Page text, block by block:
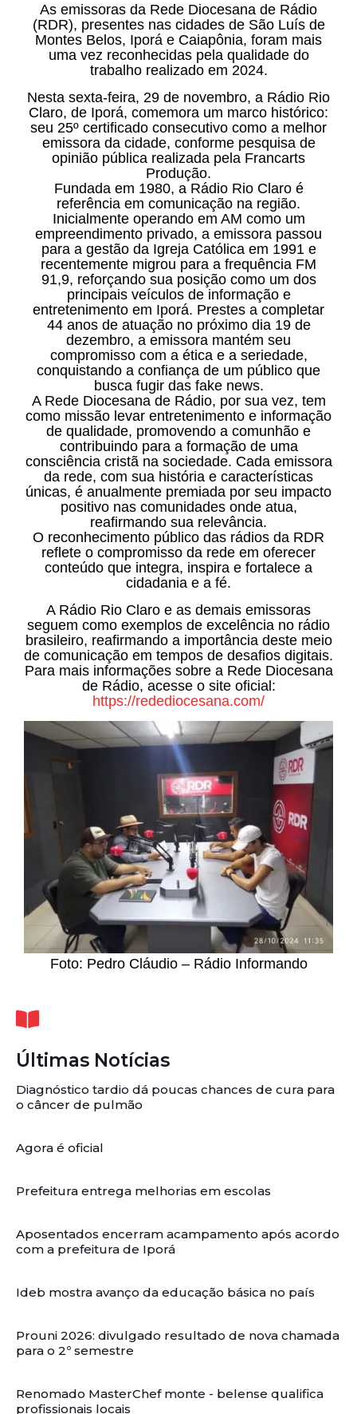
As emissoras da Rede Diocesana de Rádio
(RDR), presentes nas cidades de São Luís de
Montes Belos, Iporá e Caiapônia, foram mais
uma vez reconhecidas pela qualidade do
trabalho realizado em 2024.
Nesta sexta-feira, 29 de novembro, a Rádio Rio
Claro, de Iporá, comemora um marco histórico:
seu 25º certificado consecutivo como a melhor
emissora da cidade, conforme pesquisa de
opinião pública realizada pela Francarts
Produção.
Fundada em 1980, a Rádio Rio Claro é
referência em comunicação na região.
Inicialmente operando em AM como um
empreendimento privado, a emissora passou
para a gestão da Igreja Católica em 1991 e
recentemente migrou para a frequência FM
91,9, reforçando sua posição como um dos
principais veículos de informação e
entretenimento em Iporá. Prestes a completar
44 anos de atuação no próximo dia 19 de
dezembro, a emissora mantém seu
compromisso com a ética e a seriedade,
conquistando a confiança de um público que
busca fugir das fake news.
A Rede Diocesana de Rádio, por sua vez, tem
como missão levar entretenimento e informação
de qualidade, promovendo a comunhão e
contribuindo para a formação de uma
consciência cristã na sociedade. Cada emissora
da rede, com sua história e características
únicas, é anualmente premiada por seu impacto
positivo nas comunidades onde atua,
reafirmando sua relevância.
O reconhecimento público das rádios da RDR
reflete o compromisso da rede em oferecer
conteúdo que integra, inspira e fortalece a
cidadania e a fé.
A Rádio Rio Claro e as demais emissoras
seguem como exemplos de excelência no rádio
brasileiro, reafirmando a importância deste meio
de comunicação em tempos de desafios digitais.
Para mais informações sobre a Rede Diocesana
de Rádio, acesse o site oficial:
https://redediocesana.com/
Foto: Pedro Cláudio – Rádio Informando
Últimas Notícias
Diagnóstico tardio dá poucas chances de cura para
o câncer de pulmão
Agora é oficial
Prefeitura entrega melhorias em escolas
Aposentados encerram acampamento após acordo
com a prefeitura de Iporá
Ideb mostra avanço da educação básica no país
Prouni 2026: divulgado resultado de nova chamada
para o 2º semestre
Renomado MasterChef monte - belense qualifica
profissionais locais